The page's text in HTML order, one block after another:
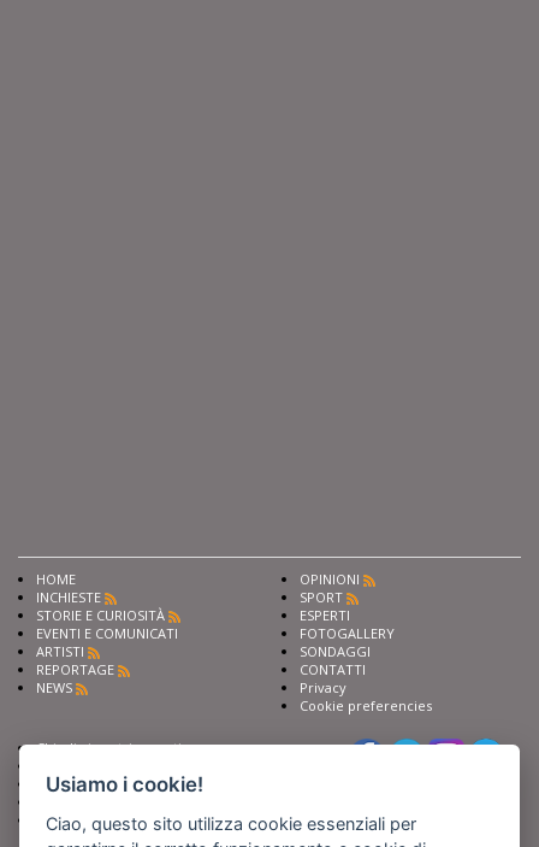
HOME
INCHIESTE
STORIE E CURIOSITÀ
EVENTI E COMUNICATI
ARTISTI
REPORTAGE
NEWS
OPINIONI
SPORT
ESPERTI
FOTOGALLERY
SONDAGGI
CONTATTI
Privacy
Cookie preferencies
Chiedi ai nostri esperti
Fai pubblicità con noi
Iscriviti al nostro corso di
giornalismo
Usiamo i cookie!
Ciao, questo sito utilizza cookie essenziali per